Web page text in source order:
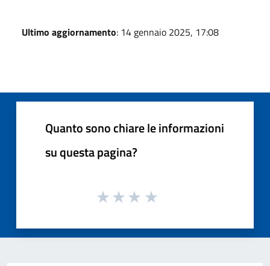
Ultimo aggiornamento: 14 gennaio 2025, 17:08
Quanto sono chiare le informazioni
su questa pagina?